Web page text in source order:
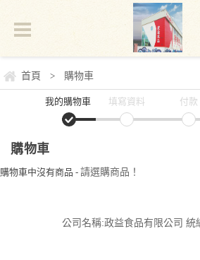
首頁 > 購物車
我的購物車 填寫資料 付款
購物車
購物車中沒有商品 - 請選購商品！
公司名稱:政益食品有限公司 統